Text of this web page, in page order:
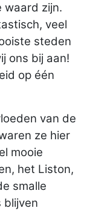
waard zijn.
veel
steden
ons bij aan!
op één
van de
ze hier
mooie
het Liston,
smalle
blijven